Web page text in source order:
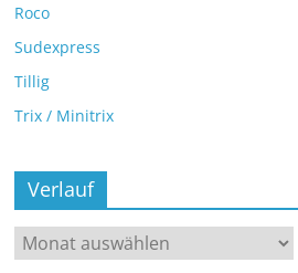
Roco
Sudexpress
Tillig
Trix / Minitrix
Verlauf